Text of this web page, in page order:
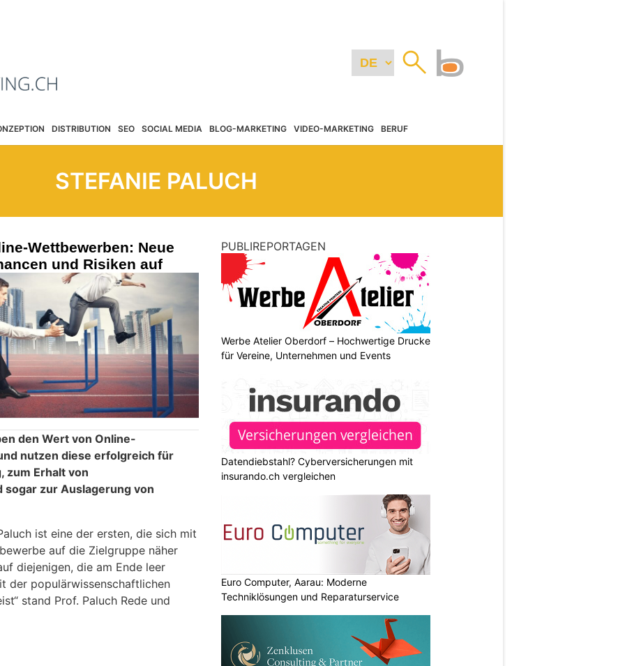
DISTRIBUTION SEO SOCIAL MEDIA BLOG-MARKETING VIDEO-MARKETING BERUF
STEFANIE PALUCH
Wettbewerben: Neue
und Risiken auf
den Wert von Online-
nutzen diese erfolgreich für
zum Erhalt von
sogar zur Auslagerung von
ist eine der ersten, die sich mit
auf die Zielgruppe näher
diejenigen, die am Ende leer
der populärwissenschaftlichen
stand Prof. Paluch Rede und
PUBLIREPORTAGEN
Werbe Atelier Oberdorf – Hochwertige Drucke
für Vereine, Unternehmen und Events
Datendiebstahl? Cyberversicherungen mit
insurando.ch vergleichen
Euro Computer, Aarau: Moderne
Techniklösungen und Reparaturservice